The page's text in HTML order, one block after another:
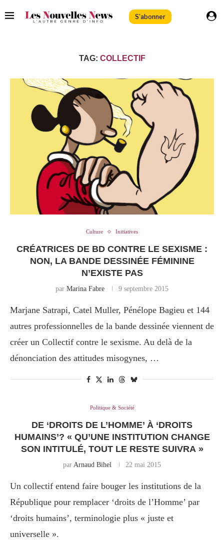
S'abonner
TAG: COLLECTIF
Culture Initiatives
CRÉATRICES DE BD CONTRE LE SEXISME :
NON, LA BANDE DESSINÉE FÉMININE
N’EXISTE PAS
par Marina Fabre 9 septembre 2015
Marjane Satrapi, Catel Muller, Pénélope Bagieu et 144
autres professionnelles de la bande dessinée viennent de
créer un Collectif contre le sexisme. Au delà de la
dénonciation des attitudes misogynes, …
Politique & Société
DE ‘DROITS DE L’HOMME’ À ‘DROITS
HUMAINS’? « QU’UNE INSTITUTION CHANGE
SON INTITULÉ, TOUT LE RESTE SUIVRA »
par Arnaud Bihel 22 mai 2015
Un collectif entend faire bouger les institutions de la
République pour remplacer ‘droits de l’Homme’ par
‘droits humains’, terminologie plus « juste et
universelle ».